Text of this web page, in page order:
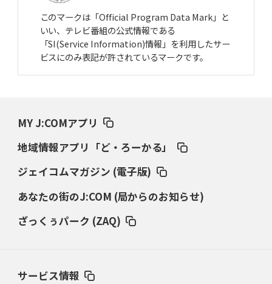
このマークは「Official Program Data Mark」と
いい、テレビ番組の公式情報である
「SI(Service Information)情報」を利用したサー
ビスにのみ表記が許されているマークです。
MY J:COMアプリ
地域情報アプリ「ど・ろーかる」
ジェイコムマガジン (電子版)
あなたの街のJ:COM (局からのお知らせ)
ざっくぅパーク (ZAQ)
サービス情報